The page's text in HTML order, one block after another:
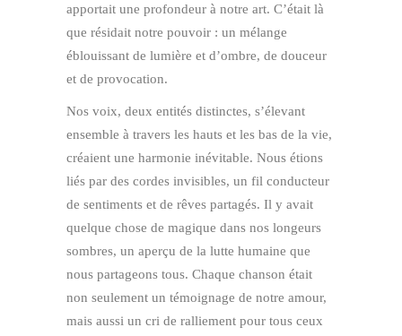
apportait une profondeur à notre art. C’était là
que résidait notre pouvoir : un mélange
éblouissant de lumière et d’ombre, de douceur
et de provocation.
Nos voix, deux entités distinctes, s’élevant
ensemble à travers les hauts et les bas de la vie,
créaient une harmonie inévitable. Nous étions
liés par des cordes invisibles, un fil conducteur
de sentiments et de rêves partagés. Il y avait
quelque chose de magique dans nos longeurs
sombres, un aperçu de la lutte humaine que
nous partageons tous. Chaque chanson était
non seulement un témoignage de notre amour,
mais aussi un cri de ralliement pour tous ceux